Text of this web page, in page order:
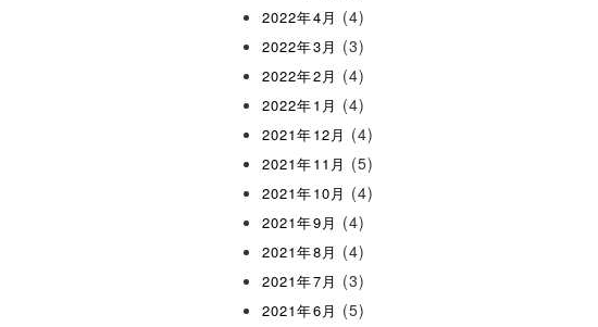
2022年4月 (4)
2022年3月 (3)
2022年2月 (4)
2022年1月 (4)
2021年12月 (4)
2021年11月 (5)
2021年10月 (4)
2021年9月 (4)
2021年8月 (4)
2021年7月 (3)
2021年6月 (5)